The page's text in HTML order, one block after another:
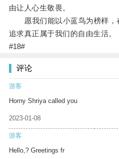
由让人心生敬畏。
愿我们能以小蓝鸟为榜样，
追求真正属于我们的自由生活。
#18#
评论
游客
Horny Shriya called you
2023-01-08
游客
Hello,? Greetings fr